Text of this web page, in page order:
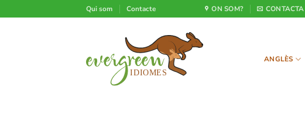
Qui som Contacte ON SOM? CONTACTA
ANGLÈS